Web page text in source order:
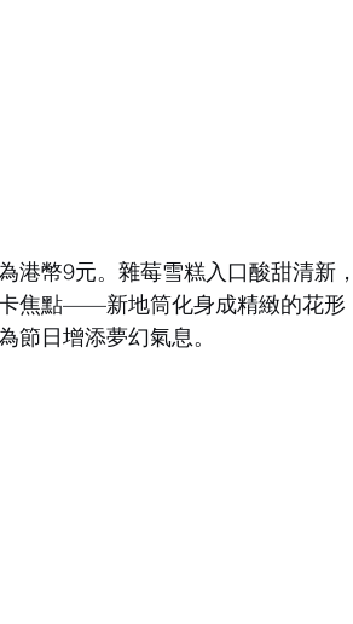
港幣9元。雜莓雪糕入口酸甜清新
焦點——新地筒化身成精緻的花形
節日增添夢幻氣息。